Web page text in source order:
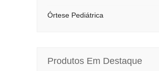
Órtese Pediátrica
Produtos Em Destaque